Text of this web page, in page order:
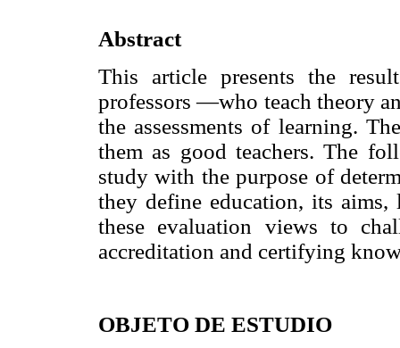
Abstract
This article presents the
professors —who teach theory
the assessments of learning.
them as good teachers. The
study with the purpose of
they define education, its aims,
these evaluation views to
accreditation and certifying
OBJETO DE ESTUDIO